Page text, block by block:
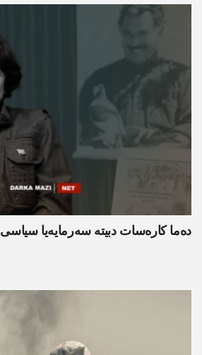
ده‌ما کاره‌سات دبیتە سه‌رمایه‌یا سیاسی